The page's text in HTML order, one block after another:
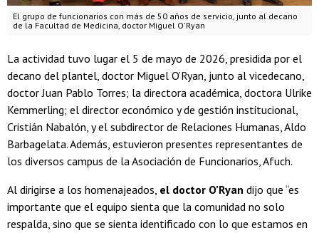
El grupo de funcionarios con más de 50 años de servicio, junto al decano
de la Facultad de Medicina, doctor Miguel O'Ryan
La actividad tuvo lugar el 5 de mayo de 2026, presidida por el
decano del plantel, doctor Miguel O’Ryan, junto al vicedecano,
doctor Juan Pablo Torres; la directora académica, doctora Ulrike
Kemmerling; el director económico y de gestión institucional,
Cristián Nabalón, y el subdirector de Relaciones Humanas, Aldo
Barbagelata. Además, estuvieron presentes representantes de
los diversos campus de la Asociación de Funcionarios, Afuch.
Al dirigirse a los homenajeados, el doctor O’Ryan dijo que “es
importante que el equipo sienta que la comunidad no solo
respalda, sino que se sienta identificado con lo que estamos en